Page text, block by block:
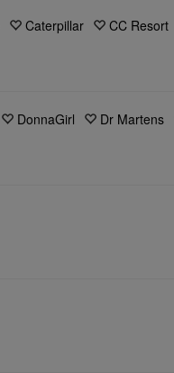
Caterpillar CC Resort
DonnaGirl Dr Martens